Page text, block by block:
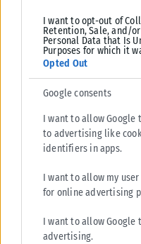
I want to opt-out of
Retention, Sale, and/
Personal Data that Is
Purposes for which it
Opted Out
Google consents
I want to allow Google
to advertising like
identifiers in apps.
I want to allow my
for online advertising
I want to allow Google
advertising.